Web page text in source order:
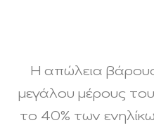
Η απώλεια
μεγάλου μέρους
το 40% των